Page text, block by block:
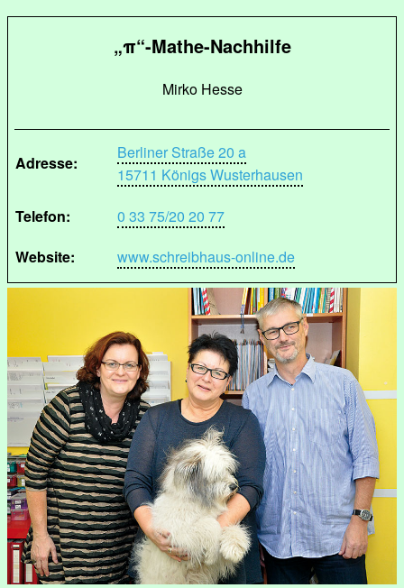
„π“-Mathe-Nachhilfe
Mirko Hesse
Adresse:
Berliner Straße 20 a
15711 Königs Wusterhausen
Telefon:
0 33 75/20 20 77
Website:
www.schreibhaus-online.de